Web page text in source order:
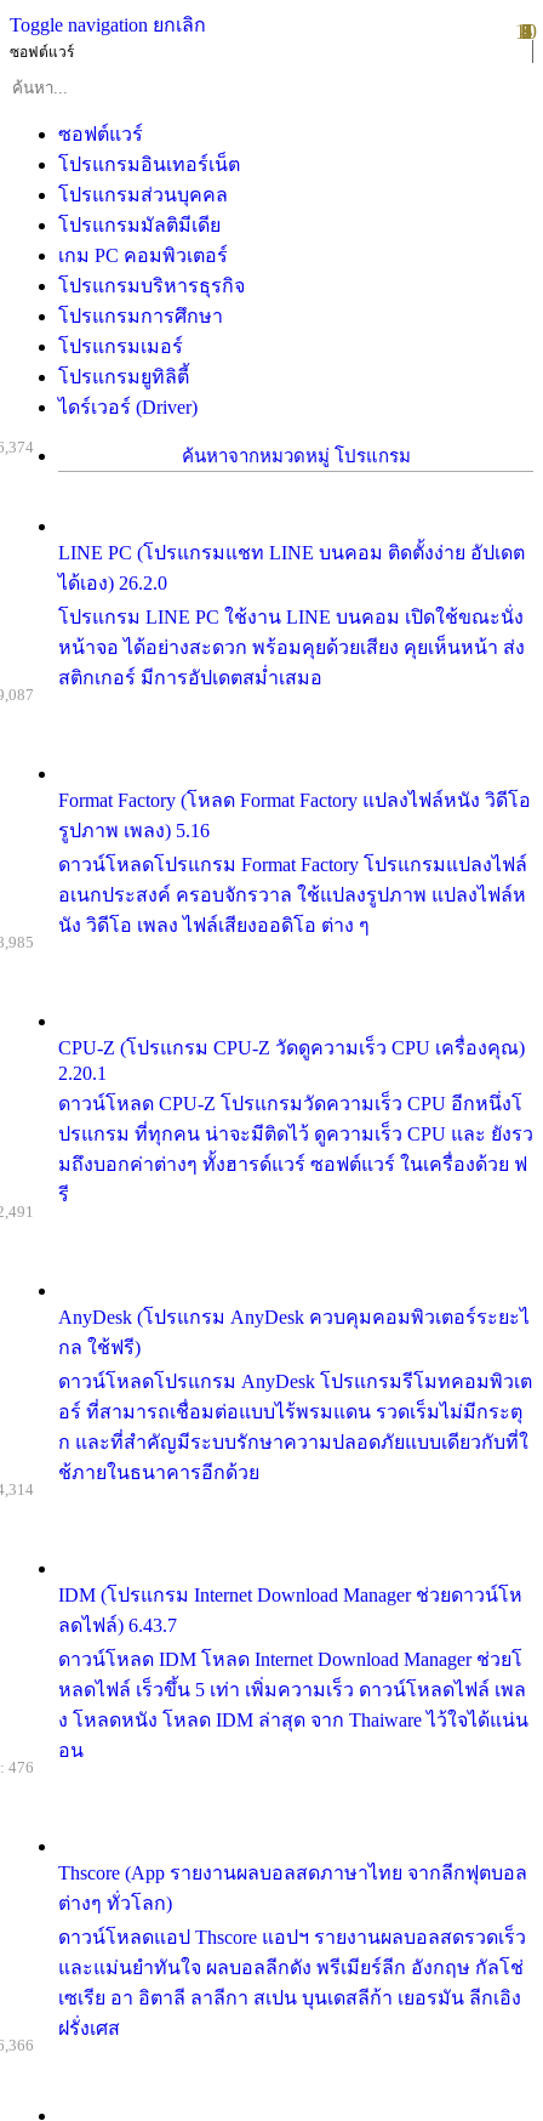
Toggle navigation ยกเลิก
ซอฟต์แวร์
ซอฟต์แวร์
โปรแกรมอินเทอร์เน็ต
โปรแกรมส่วนบุคคล
โปรแกรมมัลติมีเดีย
เกม PC คอมพิวเตอร์
โปรแกรมบริหารธุรกิจ
โปรแกรมการศึกษา
โปรแกรมเมอร์
โปรแกรมยูทิลิตี้
ไดร์เวอร์ (Driver)
ค้นหาจากหมวดหมู่ โปรแกรม
LINE PC (โปรแกรมแชท LINE บนคอม ติดตั้งง่าย อัปเดต
ได้เอง) 26.2.0
โปรแกรม LINE PC ใช้งาน LINE บนคอม เปิดใช้ขณะนั่ง
หน้าจอ ได้อย่างสะดวก พร้อมคุยด้วยเสียง คุยเห็นหน้า ส่ง
สติกเกอร์ มีการอัปเดตสม่ำเสมอ
Format Factory (โหลด Format Factory แปลงไฟล์หนัง วิดีโอ
รูปภาพ เพลง) 5.16
ดาวน์โหลดโปรแกรม Format Factory โปรแกรมแปลงไฟล์
อเนกประสงค์ ครอบจักรวาล ใช้แปลงรูปภาพ แปลงไฟล์ห
นัง วิดีโอ เพลง ไฟล์เสียงออดิโอ ต่าง ๆ
CPU-Z (โปรแกรม CPU-Z วัดดูความเร็ว CPU เครื่องคุณ)
2.20.1
ดาวน์โหลด CPU-Z โปรแกรมวัดความเร็ว CPU อีกหนึ่งโ
ปรแกรม ที่ทุกคน น่าจะมีติดไว้ ดูความเร็ว CPU และ ยังรว
มถึงบอกค่าต่างๆ ทั้งฮารด์แวร์ ซอฟต์แวร์ ในเครื่องด้วย ฟ
รี
AnyDesk (โปรแกรม AnyDesk ควบคุมคอมพิวเตอร์ระยะไ
กล ใช้ฟรี)
ดาวน์โหลดโปรแกรม AnyDesk โปรแกรมรีโมทคอมพิวเต
อร์ ที่สามารถเชื่อมต่อแบบไร้พรมแดน รวดเร็มไม่มีกระตุ
ก และที่สำคัญมีระบบรักษาความปลอดภัยแบบเดียวกับที่ใ
ช้ภายในธนาคารอีกด้วย
IDM (โปรแกรม Internet Download Manager ช่วยดาวน์โห
ลดไฟล์) 6.43.7
ดาวน์โหลด IDM โหลด Internet Download Manager ช่วยโ
หลดไฟล์ เร็วขึ้น 5 เท่า เพิ่มความเร็ว ดาวน์โหลดไฟล์ เพล
ง โหลดหนัง โหลด IDM ล่าสุด จาก Thaiware ไว้ใจได้แน่น
อน
Thscore (App รายงานผลบอลสดภาษาไทย จากลีกฟุตบอล
ต่างๆ ทั่วโลก)
ดาวน์โหลดแอป Thscore แอปฯ รายงานผลบอลสดรวดเร็ว
และแม่นยำทันใจ ผลบอลลีกดัง พรีเมียร์ลีก อังกฤษ กัลโช่
เซเรีย อา อิตาลี ลาลีกา สเปน บุนเดสลีก้า เยอรมัน ลีกเอิง
ฝรั่งเศส
476
1
2
3
4
5
6
7
8
9
10